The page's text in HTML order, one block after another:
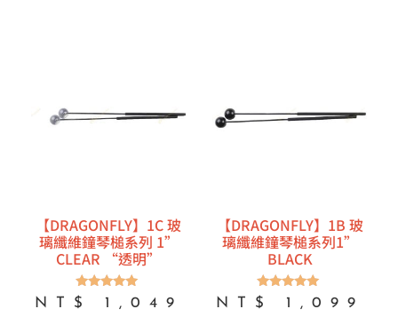
【DRAGONFLY】1C 玻
璃纖維鐘琴槌系列 1”
CLEAR “透明”
評分
5.00
NT$ 1,049
【DRAGONFLY】1B 玻
璃纖維鐘琴槌系列1”
BLACK
評分
5.00
NT$ 1,099